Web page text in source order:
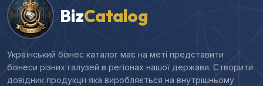
BizCatalog
Український бізнес каталог має на меті представити
бізнеси різних галузей в регіонах нашої держави. Створити
довідник продукції яка виробляється на внутрішньому